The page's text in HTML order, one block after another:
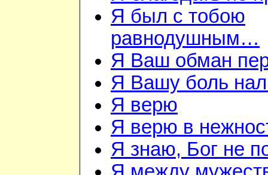
Я был с тобою
равнодушным…
Я Ваш обман
Я Вашу боль
Я верю
Я верю в
Я знаю, Бог не